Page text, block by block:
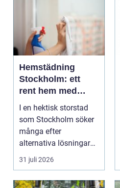
Hemstädning
Stockholm: ett
rent hem med
perfekt glans
I en hektisk storstad
som Stockholm söker
många efter
alternativa lösningar
för...
31 juli 2026